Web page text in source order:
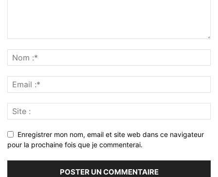
Enregistrer mon nom, email et site web dans ce navigateur
pour la prochaine fois que je commenterai.